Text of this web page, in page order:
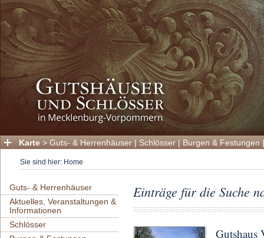
Karte > Guts- & Herrenhäuser | Schlösser | Burgen & Festungen
Sie sind hier: Home
Guts- & Herrenhäuser
Aktuelles, Veranstaltungen &
Informationen
Schlösser
Einträge für die Suche
Gutshaus